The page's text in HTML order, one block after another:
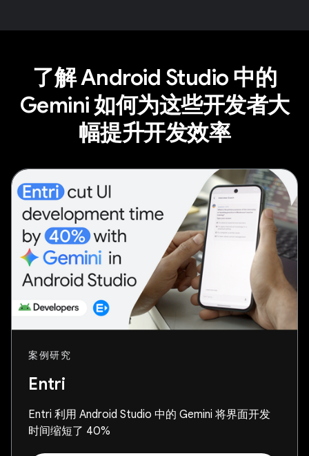
了解 Android Studio 中的
Gemini 如何为这些开发者大
幅提升开发效率
案例研究
Entri
Entri 利用 Android Studio 中的 Gemini 将界面开发
时间缩短了 40%